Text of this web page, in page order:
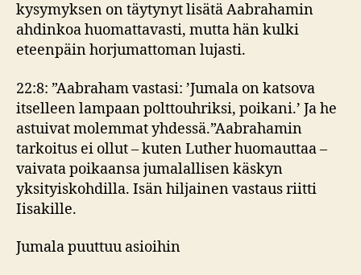
kysymyksen on täytynyt lisätä Aabrahamin
ahdinkoa huomattavasti, mutta hän kulki
eteenpäin horjumattoman lujasti.
22:8: ”Aabraham vastasi: ’Jumala on katsova
itselleen lampaan polttouhriksi, poikani.’ Ja he
astuivat molemmat yhdessä.”Aabrahamin
tarkoitus ei ollut – kuten Luther huomauttaa –
vaivata poikaansa jumalallisen käskyn
yksityiskohdilla. Isän hiljainen vastaus riitti
Iisakille.
Jumala puuttuu asioihin